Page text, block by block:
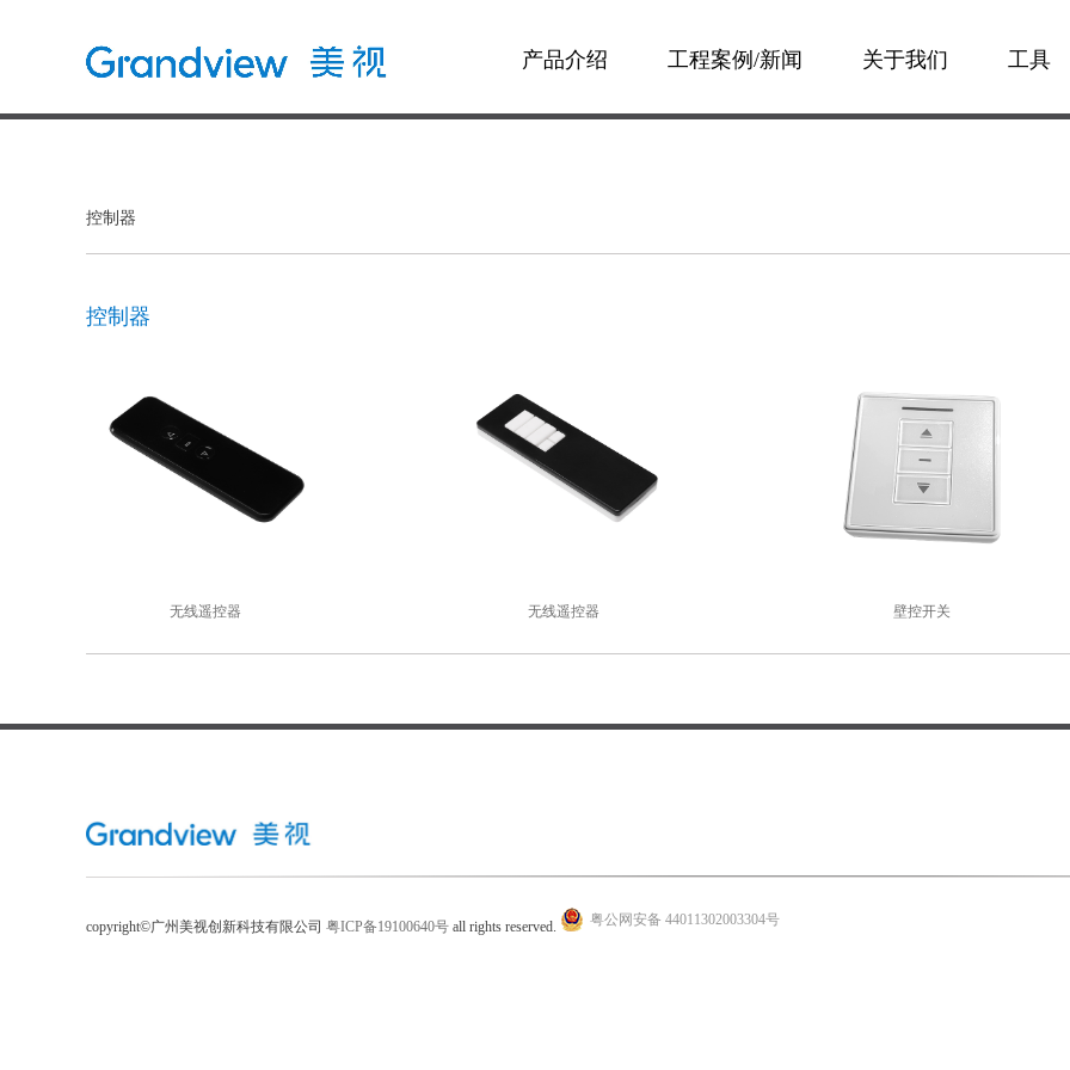
产品介绍 工程案例/新闻 关于我们 工具
控制器
控制器
无线遥控器 无线遥控器 壁控开关
copyright©广州美视创新科技有限公司 粤ICP备19100640号 all rights reserved. 粤公网安备 44011302003304号